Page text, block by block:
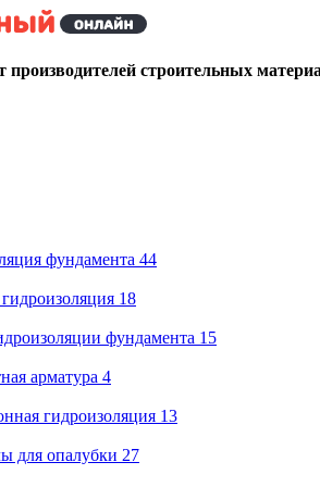
строительных
фундамента 44
18
фундамента 15
арматура 4
гидроизоляция 13
для опалубки 27